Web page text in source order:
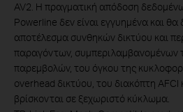
AV2. Η πραγματική απόδοση
Powerline δεν είναι εγγυημένα και
αποτέλεσμα συνθηκών δικτύου και
παραγόντων, συμπεριλαμβανομένων
παρεμβολών, του όγκου της
overhead δικτύου, του διακόπτη
βρίσκονται σε ξεχωριστό κύκλωμα.